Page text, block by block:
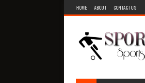
HOME ABOUT CONTACT US